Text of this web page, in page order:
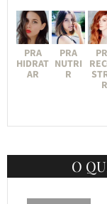
PRA
HIDRAT
AR
PRA
NUTRI
R
R
O